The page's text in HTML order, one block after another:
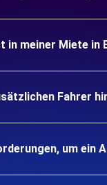
in meiner Miete in
Fahrer
um ein